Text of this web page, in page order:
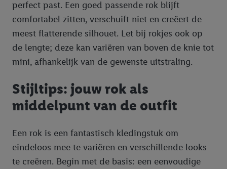
perfect past. Een goed passende rok blijft
comfortabel zitten, verschuift niet en creëert de
meest flatterende silhouet. Let bij rokjes ook op
de lengte; deze kan variëren van boven de knie tot
mini, afhankelijk van de gewenste uitstraling.
Stijltips: jouw rok als
middelpunt van de outfit
Een rok is een fantastisch kledingstuk om
eindeloos mee te variëren en verschillende looks
te creëren. Begin met de basis: een eenvoudige